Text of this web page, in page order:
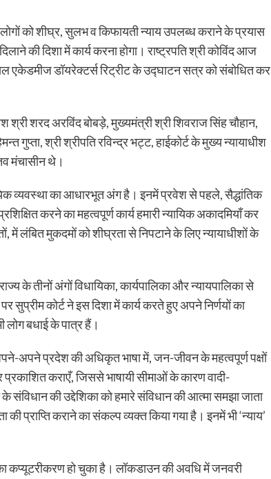
लोगों को शीघ्र, सुलभ व किफायती न्याय उपलब्ध कराने के प्रयास
की दिशा में कार्य करना होगा। राष्ट्रपति श्री कोविंद आज
डॉयरेक्टर्स रिट्रीट के उद्घाटन सत्र को संबोधित कर
शरद अरविंद बोबड़े, मुख्यमंत्री श्री शिवराज सिंह चौहान,
गुप्ता, श्री श्रीपति रविन्द्र भट्ट, हाईकोर्ट के मुख्य न्यायाधीश
मंचासीन थे।
व्यवस्था का आधारभूत अंग है। इनमें प्रवेश से पहले, सैद्धांतिक
करने का महत्वपूर्ण कार्य हमारी न्यायिक अकादमियाँ कर
लंबित मुकदमों को शीघ्रता से निपटाने के लिए न्यायाधीशों के
के तीनों अंगों विधायिका, कार्यपालिका और न्यायपालिका से
कोर्ट ने इस दिशा में कार्य करते हुए अपने निर्णयों का
बधाई के पात्र हैं।
अपने प्रदेश की अधिकृत भाषा में, जन-जीवन के महत्वपूर्ण पक्षों
कराएँ, जिससे भाषायी सीमाओं के कारण वादी-
संविधान की उद्देशिका को हमारे संविधान की आत्मा समझा जाता
प्राप्ति कराने का संकल्प व्यक्त किया गया है। इनमें भी ‘न्याय’
कप्यूटरीकरण हो चुका है। लॉकडाउन की अवधि में जनवरी